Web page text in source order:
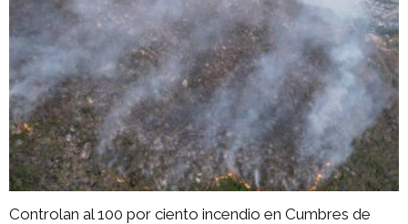
Controlan al 100 por ciento incendio en Cumbres de